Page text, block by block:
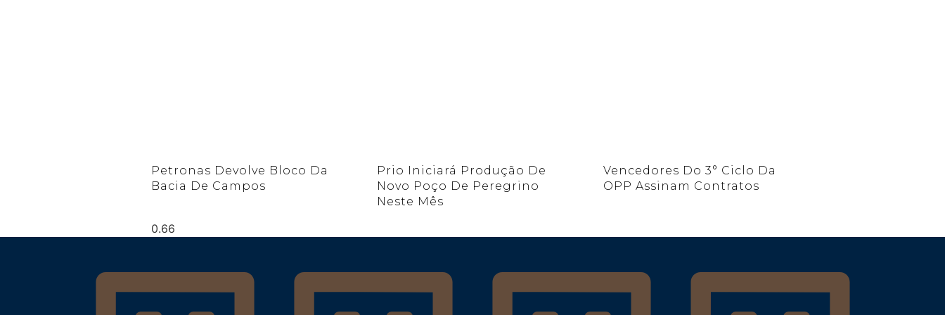
Petronas Devolve Bloco Da
Bacia De Campos
Prio Iniciará Produção De
Novo Poço De Peregrino
Neste Mês
Vencedores Do 3° Ciclo Da
OPP Assinam Contratos